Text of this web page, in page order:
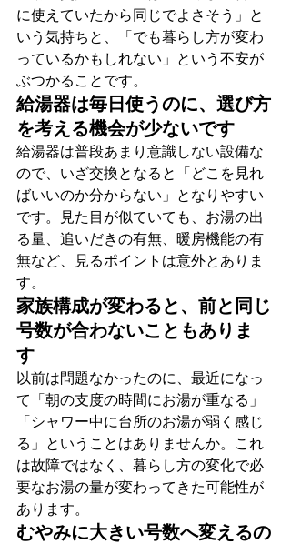
に使えていたから同じでよさそう」と
いう気持ちと、「でも暮らし方が変わ
っているかもしれない」という不安が
ぶつかることです。
給湯器は毎日使うのに、選び方
を考える機会が少ないです
給湯器は普段あまり意識しない設備な
ので、いざ交換となると「どこを見れ
ばいいのか分からない」となりやすい
です。見た目が似ていても、お湯の出
る量、追いだきの有無、暖房機能の有
無など、見るポイントは意外とありま
す。
家族構成が変わると、前と同じ
号数が合わないこともありま
す
以前は問題なかったのに、最近になっ
て「朝の支度の時間にお湯が重なる」
「シャワー中に台所のお湯が弱く感じ
る」ということはありませんか。これ
は故障ではなく、暮らし方の変化で必
要なお湯の量が変わってきた可能性が
あります。
むやみに大きい号数へ変えるの